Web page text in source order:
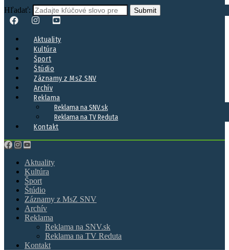
Hľadať:
Aktuality
Kultúra
Šport
Štúdio
Záznamy z MsZ SNV
Archív
Reklama
Reklama na SNV.sk
Reklama na TV Reduta
Kontakt
Aktuality
Kultúra
Šport
Štúdio
Záznamy z MsZ SNV
Archív
Reklama
Reklama na SNV.sk
Reklama na TV Reduta
Kontakt